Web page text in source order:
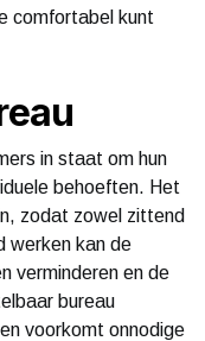
comfortabel kunt
in staat om hun
behoeften. Het
zodat zowel zittend
werken kan de
verminderen en de
bureau
voorkomt onnodige